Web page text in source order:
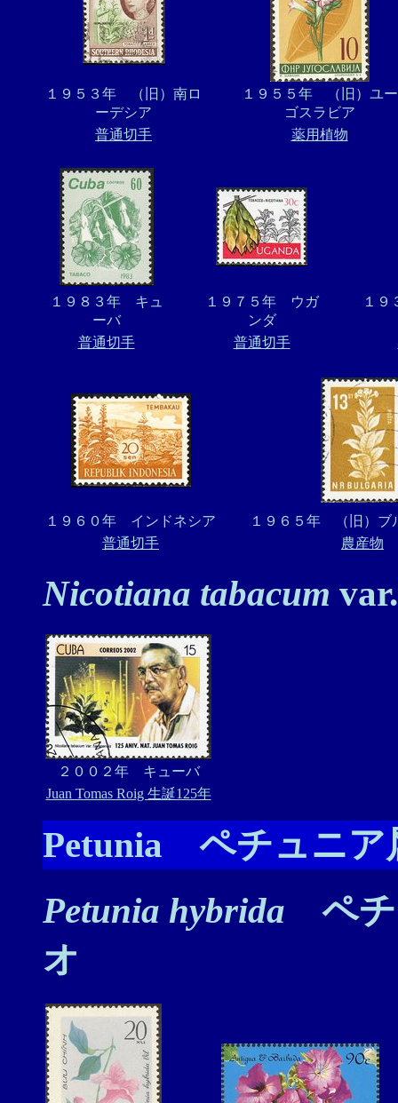
１９５３年 （旧）南ロ
ーデシア
１９５５年 （旧）ユー
ゴスラビア
普通切手
薬用植物
１９８３年 キュ
ーバ
１９７５年 ウガ
ンダ
１
普通切手 普通切手
１９６０年 インドネシア
１９６５年 （旧）ブ
普通切手
農産物
Nicotiana tabacum var.
２００２年 キューバ
Juan Tomas Roig 生誕125年
Petunia ペチュニア
Petunia hybrida ペチ
オ